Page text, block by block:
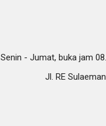
Senin - Jumat, buka jam
Jl. RE